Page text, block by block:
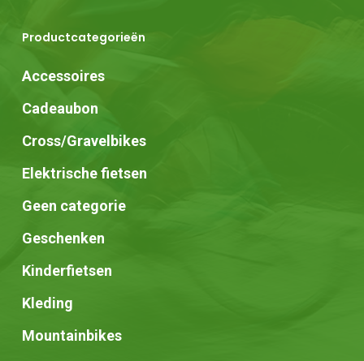
Productcategorieën
Accessoires
Cadeaubon
Cross/Gravelbikes
Elektrische fietsen
Geen categorie
Geschenken
Kinderfietsen
Kleding
Mountainbikes